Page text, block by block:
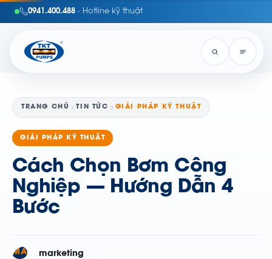
0941.400.488 · Hotline kỹ thuật
TRANG CHỦ TIN TỨC GIẢI PHÁP KỸ THUẬT
GIẢI PHÁP KỸ THUẬT
Cách Chọn Bơm Công
Nghiệp — Hướng Dẫn 4
Bước
MA marketing